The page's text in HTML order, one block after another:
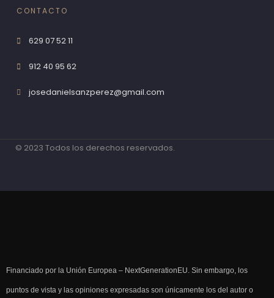
CONTACTO
629 07 52 11
912 40 95 62
josedanielsanzperez@gmail.com
© 2023 Todos los derechos reservados.
Financiado por la Unión Europea – NextGenerationEU. Sin embargo, los
puntos de vista y las opiniones expresadas son únicamente los del autor o